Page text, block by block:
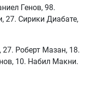
Генов, 98.
27. Сирики Диабате,
Роберт Мазан, 18.
10. Набил Макни.